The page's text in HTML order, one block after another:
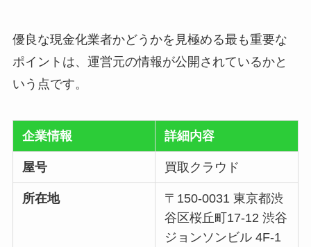
優良な現金化業者かどうかを見極める最も重要な
ポイントは、運営元の情報が公開されているかと
いう点です。
企業情報 詳細内容
屋号 買取クラウド
所在地
〒150-0031 東京都渋
谷区桜丘町17-12 渋谷
ジョンソンビル 4F-1